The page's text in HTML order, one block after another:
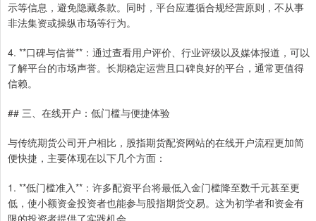
示等信息，避免隐藏条款。同时，平台应遵循合规经营原则，不从事
非法集资或操纵市场等行为。
4. **口碑与信誉**：通过查看用户评价、行业评级以及媒体报道，可以
了解平台的市场声誉。长期稳定运营且口碑良好的平台，通常更值得
信赖。
## 三、在线开户：低门槛与便捷体验
与传统期货公司开户相比，股指期货配资网站的在线开户流程更加简
便快捷，主要体现在以下几个方面：
1. **低门槛准入**：许多配资平台将最低入金门槛降至数千元甚至更
低，使小额资金投资者也能参与股指期货交易。这为初学者和资金有